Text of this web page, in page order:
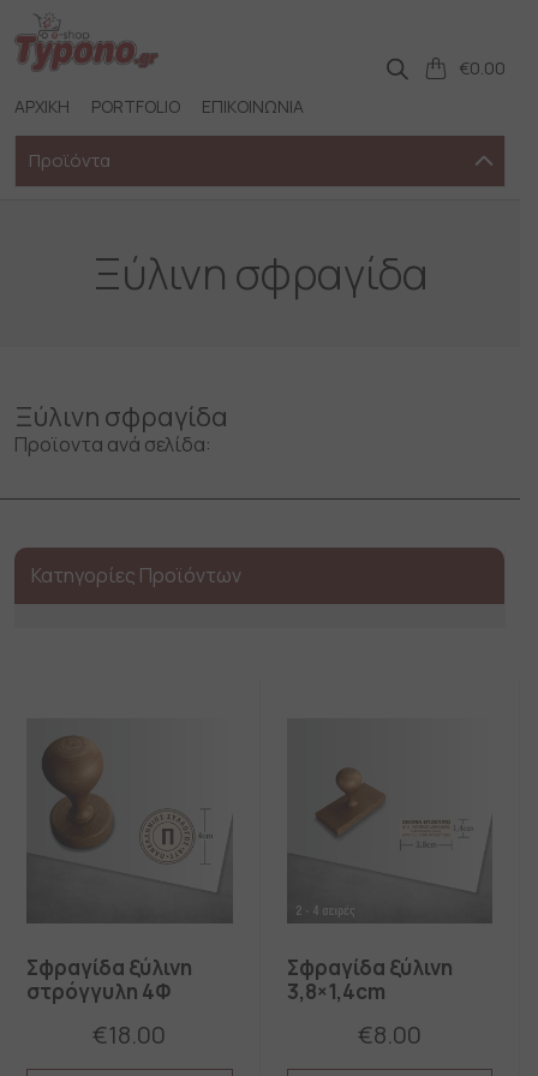
Skip
to
content
ΑΡΧΙΚΗ PORTFOLIO ΕΠΙΚΟΙΝΩΝΙΑ
€0.00
Προϊόντα
Ξύλινη σφραγίδα
Ξύλινη σφραγίδα
Προϊοντα ανά σελίδα:
Κατηγορίες Προϊόντων
Σφραγίδα ξύλινη
στρόγγυλη 4Φ
€18.00
Σφραγίδα ξύλινη
3,8×1,4cm
€8.00